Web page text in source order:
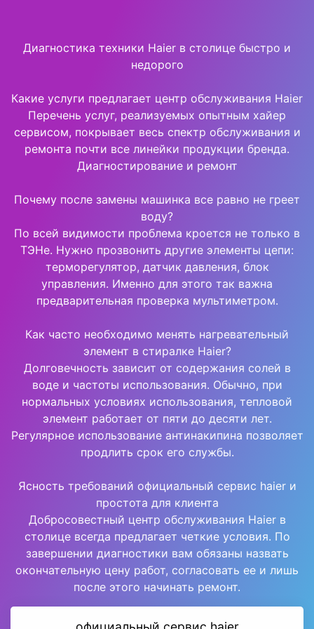
Диагностика техники Haier в столице быстро и
недорого
Какие услуги предлагает центр обслуживания Haier
Перечень услуг, реализуемых опытным хайер
сервисом, покрывает весь спектр обслуживания и
ремонта почти все линейки продукции бренда.
Диагностирование и ремонт
Почему после замены машинка все равно не греет
воду?
По всей видимости проблема кроется не только в
ТЭНе. Нужно прозвонить другие элементы цепи:
терморегулятор, датчик давления, блок
управления. Именно для этого так важна
предварительная проверка мультиметром.
Как часто необходимо менять нагревательный
элемент в стиралке Haier?
Долговечность зависит от содержания солей в
воде и частоты использования. Обычно, при
нормальных условиях использования, тепловой
элемент работает от пяти до десяти лет.
Регулярное использование антинакипина позволяет
продлить срок его службы.
Ясность требований официальный сервис haier и
простота для клиента
Добросовестный центр обслуживания Haier в
столице всегда предлагает четкие условия. По
завершении диагностики вам обязаны назвать
окончательную цену работ, согласовать ее и лишь
после этого начинать ремонт.